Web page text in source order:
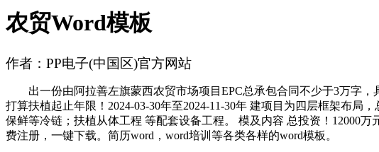
农贸Word模板
作者：PP电子(中国区)官方网站
出一份由阿拉善左旗蒙西农贸市场项目EPC总承包合同不少于3万字，
打算扶植起止年限！2024-03-30年至2024-11-30年 建项目为四层框架布局
保鲜等冷链；扶植从体工程 等配套设备工程。 模及内容 总投资！12000
费注册，一键下载。简历word，word培训等各类各样的word模板。